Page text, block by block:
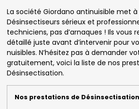
La société Giordano antinuisible met
Désinsectiseurs sérieux et
techniciens, pas d’arnaques ! Ils vous
détaillé juste avant d’intervenir pour
nuisibles. N’hésitez pas à demander
gratuitement, voici la liste de nos
Désinsectisation.
Nos prestations de Désinsectisation